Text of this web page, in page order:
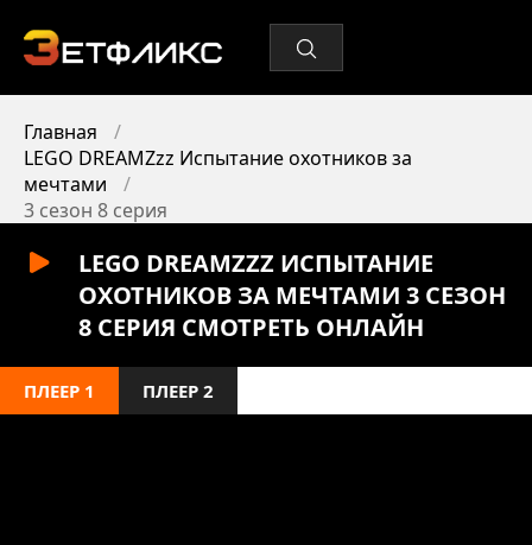
Главная
LEGO DREAMZzz Испытание охотников за
мечтами
3 сезон 8 серия
LEGO DREAMZZZ ИСПЫТАНИЕ
ОХОТНИКОВ ЗА МЕЧТАМИ 3 СЕЗОН
8 СЕРИЯ СМОТРЕТЬ ОНЛАЙН
ПЛЕЕР 1 ПЛЕЕР 2